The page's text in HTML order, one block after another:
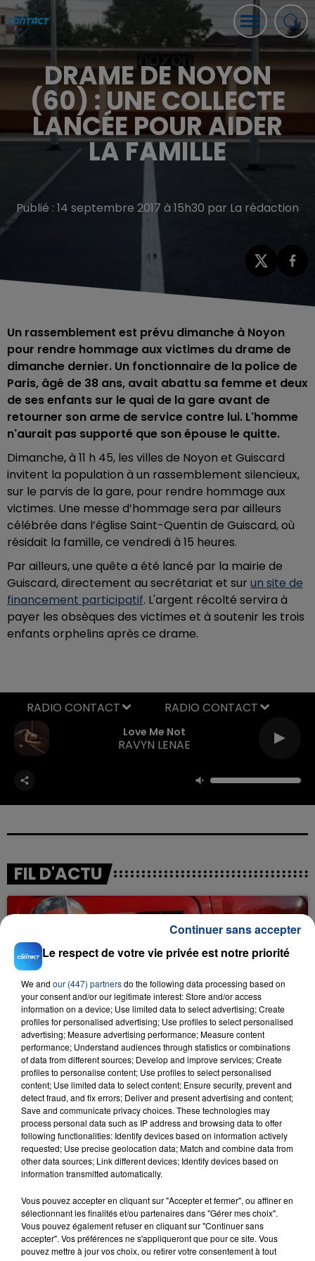
DRAME DE NOYON
(60) : UNE COLLECTE
LANCÉE POUR AIDER
LA FAMILLE
Publié : 14 septembre 2017 à 15h30 par La rédaction
Un rassemblement est prévu dimanche à Noyon
pour rendre hommage aux victimes du drame de
dimanche dernier. Un fonctionnaire de la police de
Paris, âgé de 38 ans, avait abattu sa femme et deux
de ses enfants sur le quai de la gare avant de
retourner son arme de service contre lui. L'homme
n'aurait pas supporté que son épouse le quitte.
Dimanche, à 11 h 45, les villes de Noyon et Guiscard
invitent la population à un rassemblement silencieux,
sur le parvis de la gare, pour rendre hommage aux
victimes. Une messe d’hommage sera par ailleurs
célébrée dans l’église Saint-Quentin de Guiscard, où
résidait la famille, ce vendredi à 15 heures.
Par ailleurs, une quête a été lancé par la mairie de
Guiscard, directement au secrétariat et sur un site de
financement participatif. L'argent récolté servira à
payer les obsèques des victimes et à soutenir les trois
enfants orphelins après ce drame.
Love Me Not
RAVYN LENAE
RADIO CONTACT
FIL D'ACTU
23 juillet 2026
INCENDIE MORTEL À LENS : UNE FEMME ET
SON BÉBÉ ENTRE LA VIE ET LA...
Un homme s'est immolé par le feu après avoir
aspergé sa compagne et leur bébé de trois mois
d'un liquide inflammable.
UNE ADOLESCENTE DEVANT SE FAIRE
OPÉRER DE LA CHEVILLE RESSORT DE LA...
La famille a porté plainte contre la clinique qui a
reconnu sa responsabilité et présenté ses
Le respect de votre vie privée est notre priorité
We and our (447) partnersdo the following data processing based on
your consent and/or our legitimate interest: Store and/or access
information on a device; Use limited data to select advertising; Create
profiles for personalised advertising; Use profiles to select personalised
advertising; Measure advertising performance; Measure content
performance; Understand audiences through statistics or combinations
of data from different sources; Develop and improve services; Create
profiles to personalise content; Use profiles to select personalised
content; Use limited data to select content; Ensure security, prevent and
detect fraud, and fix errors; Deliver and present advertising and content;
Save and communicate privacy choices. These technologies may
process personal data such as IP address and browsing data to offer
following functionalities: Identify devices based on information actively
requested; Use precise geolocation data; Match and combine data from
other data sources; Link different devices; Identify devices based on
information transmitted automatically.
Vous pouvez accepter en cliquant sur "Accepter et fermer", ou affiner en
sélectionnant les finalités et/ou partenaires dans "Gérer mes choix".
Vous pouvez également refuser en cliquant sur "Continuer sans
accepter". Vos préférences ne s'appliqueront que pour ce site. Vous
pouvez mettre à jour vos choix, ou retirer votre consentement à tout
Continuer sans accepter